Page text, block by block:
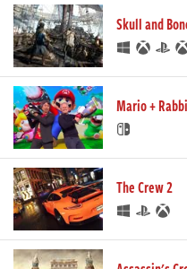
Skull and
Mario +
The Crew 2